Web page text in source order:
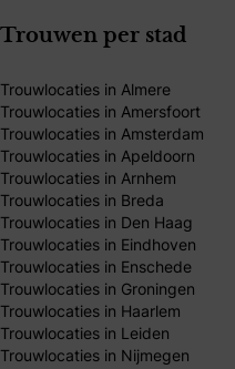
Trouwen per stad
Trouwlocaties in Almere
Trouwlocaties in Amersfoort
Trouwlocaties in Amsterdam
Trouwlocaties in Apeldoorn
Trouwlocaties in Arnhem
Trouwlocaties in Breda
Trouwlocaties in Den Haag
Trouwlocaties in Eindhoven
Trouwlocaties in Enschede
Trouwlocaties in Groningen
Trouwlocaties in Haarlem
Trouwlocaties in Leiden
Trouwlocaties in Nijmegen